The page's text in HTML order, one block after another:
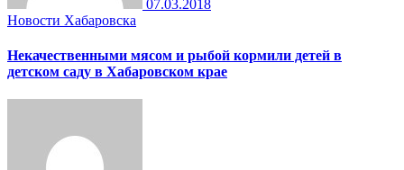
07.03.2018
Новости Хабаровска
Некачественными мясом и рыбой кормили детей в
детском саду в Хабаровском крае